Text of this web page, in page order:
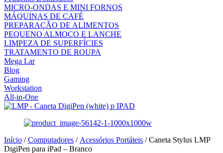
MICRO-ONDAS E MINI FORNOS
MÁQUINAS DE CAFÉ
PREPARAÇÃO DE ALIMENTOS
PEQUENO ALMOÇO E LANCHE
LIMPEZA DE SUPERFÍCIES
TRATAMENTO DE ROUPA
Mega Lar
Blog
Gaming
Workstation
All-in-One
Início /Computadores /Acessórios Portáteis / Caneta Stylus LMP
DigiPen para iPad – Branco